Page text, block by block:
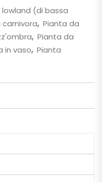
(di bassa
carnivora, Pianta da
, Pianta da
in vaso, Pianta